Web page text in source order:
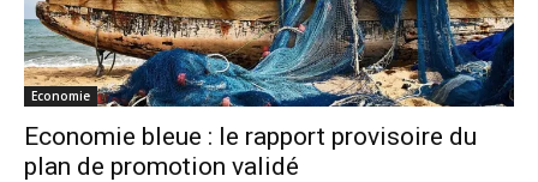
Economie
Economie bleue : le rapport provisoire du
plan de promotion validé